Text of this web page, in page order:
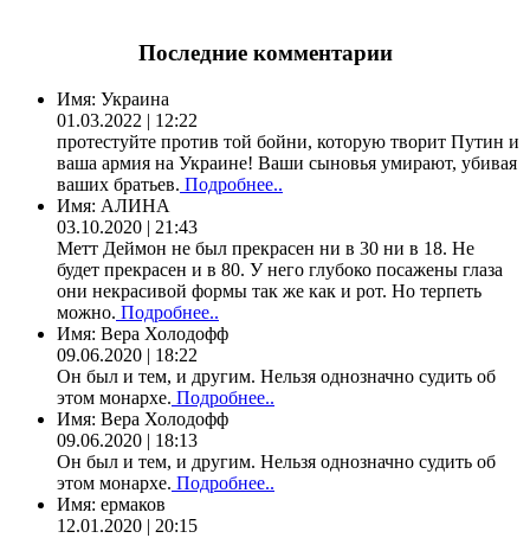
Последние комментарии
Имя: Украина
01.03.2022 | 12:22
протестуйте против той бойни, которую творит Путин и
ваша армия на Украине! Ваши сыновья умирают, убивая
ваших братьев. Подробнее..
Имя: АЛИНА
03.10.2020 | 21:43
Метт Деймон не был прекрасен ни в 30 ни в 18. Не
будет прекрасен и в 80. У него глубоко посажены глаза
они некрасивой формы так же как и рот. Но терпеть
можно. Подробнее..
Имя: Вера Холодофф
09.06.2020 | 18:22
Он был и тем, и другим. Нельзя однозначно судить об
этом монархе. Подробнее..
Имя: Вера Холодофф
09.06.2020 | 18:13
Он был и тем, и другим. Нельзя однозначно судить об
этом монархе. Подробнее..
Имя: ермаков
12.01.2020 | 20:15